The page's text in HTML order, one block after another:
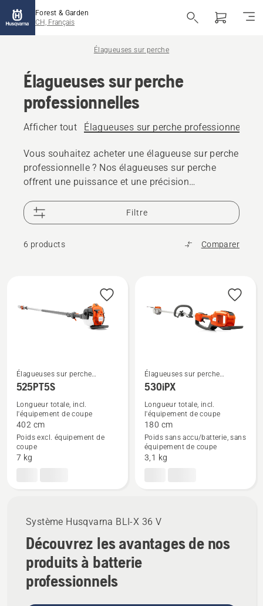
Forest & Garden
CH, Français
Élagueuses sur perche
Élagueuses sur perche
professionnelles
Afficher tout Élagueuses sur perche professionnelles
Vous souhaitez acheter une élagueuse sur perche
professionnelle ? Nos élagueuses sur perche
offrent une puissance et une précision
permet de réduire les contraintes exercées sur
votre corps, tant durant les tâches d'élagage que
de coupe délicate de branches. Nous proposons
une gamme d'élagueuses sur perche thermique, à
Filtre
6 products Comparer
produits
Système Husqvarna BLI-X 36 V
Découvrez les avantages de nos
produits à batterie
professionnels
Voir
plus
de
détails
sur
525PT5S
Élagueuses sur perche
professionnelles
525PT5S
Longueur totale, incl.
l'équipement de coupe
402 cm
Poids excl. équipement de
coupe
7 kg
Voir
plus
de
détails
sur
530iPX
Élagueuses sur perche
professionnelles
530iPX
Longueur totale, incl.
l'équipement de coupe
180 cm
Poids sans accu/batterie, sans
équipement de coupe
3,1 kg